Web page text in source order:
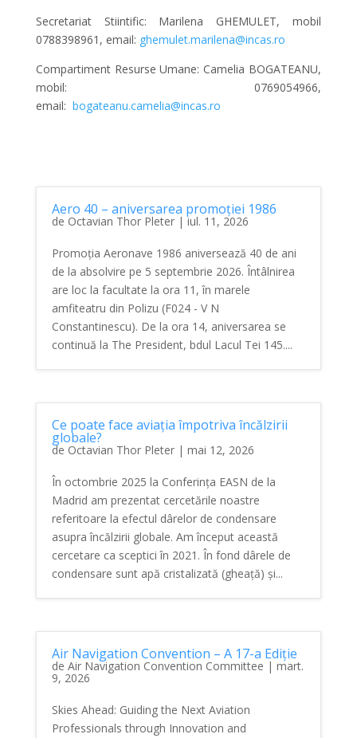
Secretariat Stiintific: Marilena GHEMULET, mobil
0788398961, email: ghemulet.marilena@incas.ro
Compartiment Resurse Umane: Camelia BOGATEANU,
mobil: 0769054966,
email: bogateanu.camelia@incas.ro
Aero 40 – aniversarea promoției 1986
de Octavian Thor Pleter|iul. 11, 2026
Promoția Aeronave 1986 aniversează 40 de ani
de la absolvire pe 5 septembrie 2026. Întâlnirea
are loc la facultate la ora 11, în marele
amfiteatru din Polizu (F024 - V N
Constantinescu). De la ora 14, aniversarea se
continuă la The President, bdul Lacul Tei 145....
Ce poate face aviația împotriva încălzirii
globale?
de Octavian Thor Pleter| mai 12, 2026
În octombrie 2025 la Conferința EASN de la
Madrid am prezentat cercetările noastre
referitoare la efectul dârelor de condensare
asupra încălzirii globale. Am început această
cercetare ca sceptici în 2021. În fond dârele de
condensare sunt apă cristalizată (gheață) și...
Air Navigation Convention – A 17-a Ediție
de Air Navigation Convention Committee | mart.
9, 2026
Skies Ahead: Guiding the Next Aviation
Professionals through Innovation and